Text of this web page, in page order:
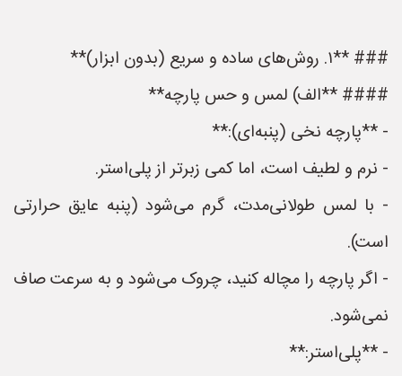
### **۱. روش‌های ساده و سریع (بدون ابزار)**
#### **الف) لمس و حس پارچه**
- **پارچه نخی (پنبه‌ای):**
- نرم و لطیف است، اما کمی زبرتر از پلی‌استر.
- با لمس طولانی‌مدت، گرم می‌شود (پنبه عایق حرارتی
است).
- اگر پارچه را مچاله کنید، چروک می‌شود و به سرعت صاف
نمی‌شود.
- **پلی‌استر:**